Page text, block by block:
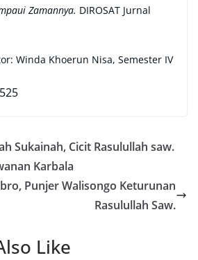
Zamannya. DIROSAT Jurnal
Winda Khoerun Nisa, Semester IV
Sukainah, Cicit Rasulullah saw.
Karbala
Punjer Walisongo Keturunan
Rasulullah Saw.
Like